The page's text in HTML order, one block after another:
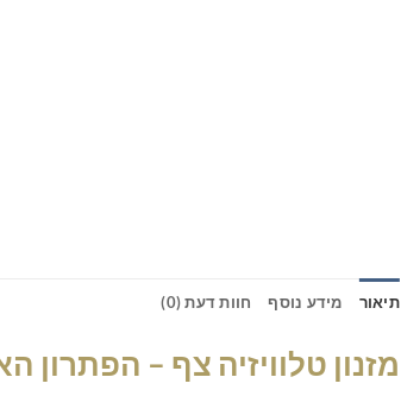
תיאור מידע נוסף חוות דעת (0)
מזנון טלוויזיה צף – הפתרון